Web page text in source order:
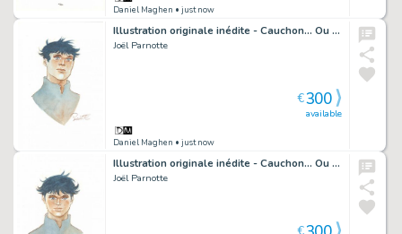
Daniel Maghen • just now
Illustration originale inédite - Cauchon... Ou l'homme qui tua Jeanne d'Arc
Joël Parnotte
Daniel Maghen • just now
available
€300
Illustration originale inédite - Cauchon... Ou l'homme qui tua Jeanne d'Arc
Joël Parnotte